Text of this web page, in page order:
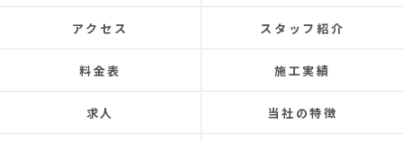
あと口コミを書いてくださ
で井澤産業さんを知ること
この場をお借りして感謝い
この度は本当にありがとう
今後ともよろしくお願いしま
Google) My 50-year-old house
leaks for about 20 years.
アクセス スタッフ紹介
料金表 施工実績
求人 当社の特徴